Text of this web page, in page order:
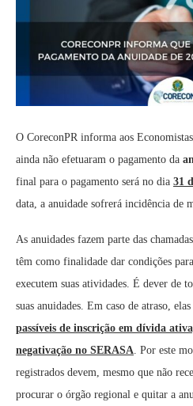
O CoreconPR informa aos
ainda não efetuaram o pagamento da
final para o pagamento será no dia 31
data, a anuidade sofrerá incidência de
As anuidades fazem parte das
têm como finalidade dar condições
executem suas atividades. É dever de
suas anuidades. Em caso de atraso,
passíveis de inscrição em dívida
negativação no SERASA. Por este
registrados devem, mesmo que não
procurar o órgão regional e quitar a